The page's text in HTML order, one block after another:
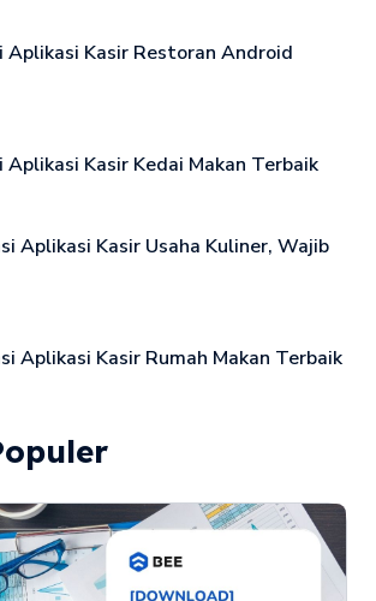
Aplikasi Kasir Restoran Android
Aplikasi Kasir Kedai Makan Terbaik
Aplikasi Kasir Usaha Kuliner, Wajib
Aplikasi Kasir Rumah Makan Terbaik